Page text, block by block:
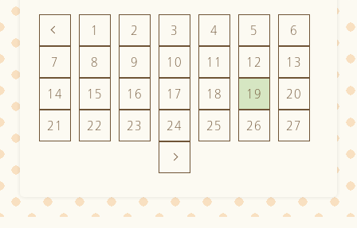
1 2 3 4 5 6
7 8 9 10 11 12 13
14 15 16 17 18 19 20
21 22 23 24 25 26 27